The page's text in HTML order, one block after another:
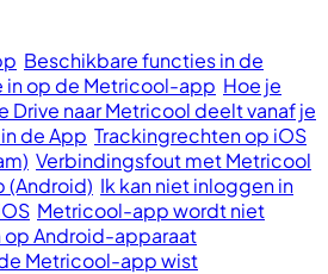
Beschikbare functies in de
in op de Metricool-app Hoe je
Drive naar Metricool deelt vanaf je
de App Trackingrechten op iOS
Verbindingsfout met Metricool
(Android) Ik kan niet inloggen in
Metricool-app wordt niet
Android-apparaat
Metricool-app wist